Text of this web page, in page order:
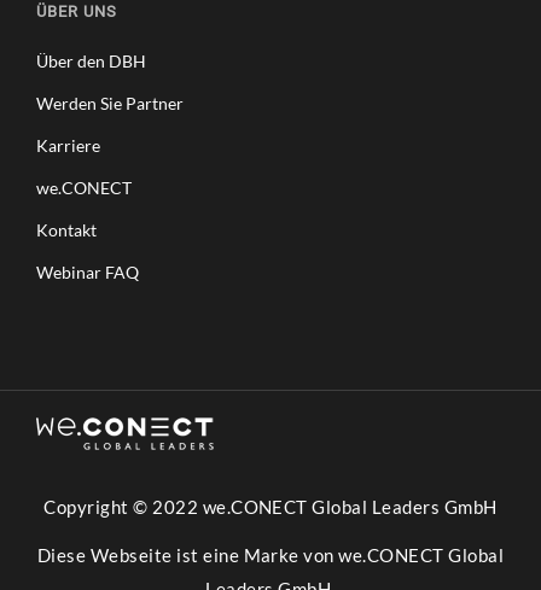
ÜBER UNS
Über den DBH
Werden Sie Partner
Karriere
we.CONECT
Kontakt
Webinar FAQ
Copyright © 2022 we.CONECT Global Leaders GmbH
Diese Webseite ist eine Marke von we.CONECT Global